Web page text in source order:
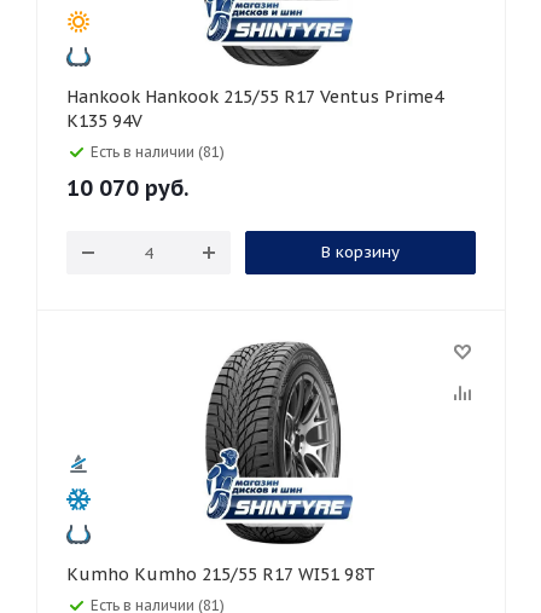
Hankook Hankook 215/55 R17 Ventus Prime4
K135 94V
Есть в наличии (81)
10 070 руб.
В корзину
Kumho Kumho 215/55 R17 WI51 98T
Есть в наличии (81)